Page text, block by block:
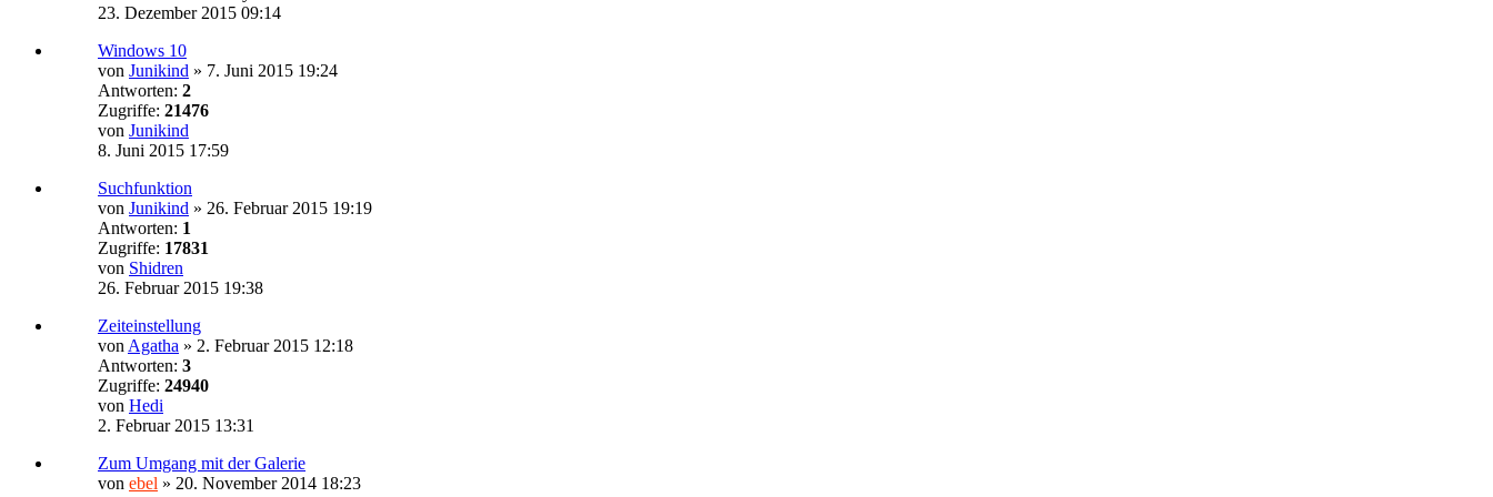
23. Dezember 2015 09:14
Windows 10
von Junikind » 7. Juni 2015 19:24
Antworten: 2
Zugriffe: 21476
von Junikind
8. Juni 2015 17:59
Suchfunktion
von Junikind » 26. Februar 2015 19:19
Antworten: 1
Zugriffe: 17831
von Shidren
26. Februar 2015 19:38
Zeiteinstellung
von Agatha » 2. Februar 2015 12:18
Antworten: 3
Zugriffe: 24940
von Hedi
2. Februar 2015 13:31
Zum Umgang mit der Galerie
von ebel » 20. November 2014 18:23